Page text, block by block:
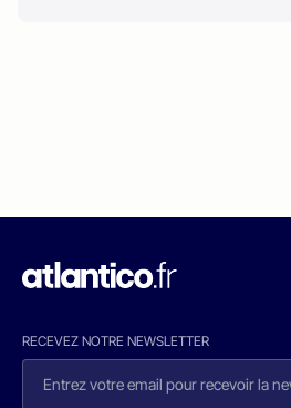
RECEVEZ NOTRE NEWSLETTER